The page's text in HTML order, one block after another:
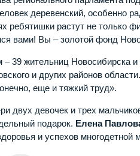
деревенский, особенно
ребятишки растут не только
вами! Вы – золотой фонд
39 жительниц Новосибирска
и других районов
еще и тяжкий труд».
двух девочек и трех
подарок. Елена
и успехов